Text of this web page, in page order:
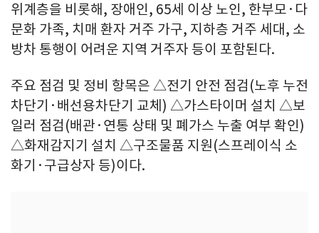
위계층을 비롯해, 장애인, 65세 이상 노인, 한부모·다
문화 가족, 치매 환자 거주 가구, 지하층 거주 세대, 소
방차 통행이 어려운 지역 거주자 등이 포함된다.
주요 점검 및 정비 항목은 △전기 안전 점검(노후 누전
차단기·배선용차단기 교체) △가스타이머 설치 △보
일러 점검(배관·연통 상태 및 폐가스 누출 여부 확인)
△화재감지기 설치 △구조물품 지원(스프레이식 소
화기·구급상자 등)이다.